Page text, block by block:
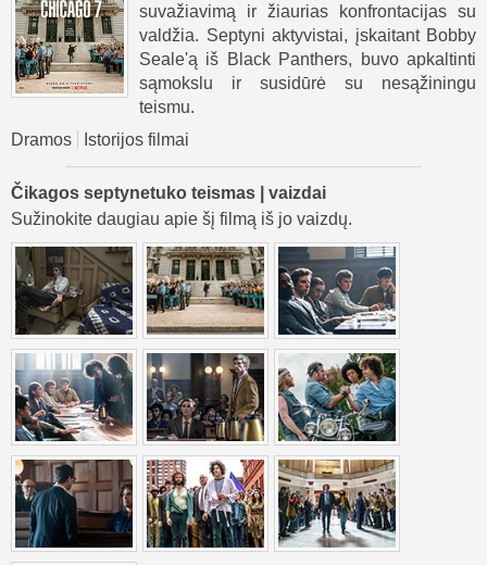
suvažiavimą ir žiaurias konfrontacijas su
valdžia. Septyni aktyvistai, įskaitant Bobby
Seale'ą iš Black Panthers, buvo apkaltinti
sąmokslu ir susidūrė su nesąžiningu
teismu.
Dramos
Istorijos filmai
Čikagos septynetuko teismas | vaizdai
Sužinokite daugiau apie šį filmą iš jo vaizdų.